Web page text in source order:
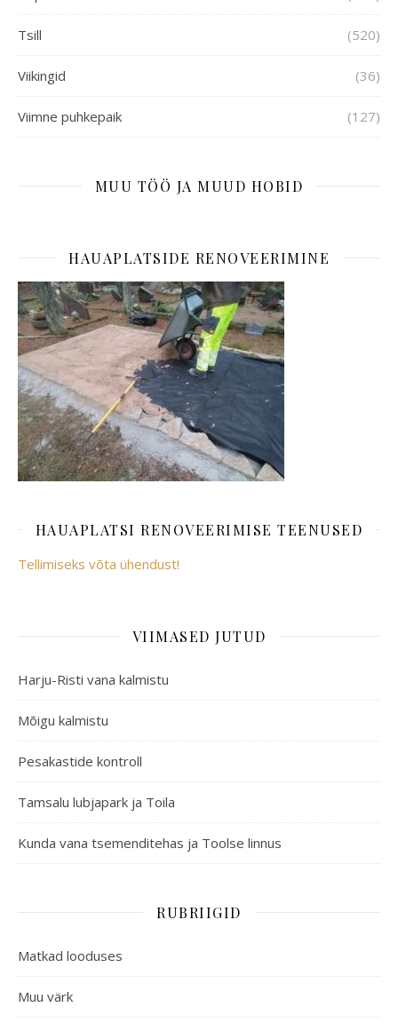
Tsill (520)
Viikingid (36)
Viimne puhkepaik (127)
MUU TÖÖ JA MUUD HOBID
HAUAPLATSIDE RENOVEERIMINE
HAUAPLATSI RENOVEERIMISE TEENUSED
Tellimiseks võta ühendust!
VIIMASED JUTUD
Harju-Risti vana kalmistu
Mõigu kalmistu
Pesakastide kontroll
Tamsalu lubjapark ja Toila
Kunda vana tsemenditehas ja Toolse linnus
RUBRIIGID
Matkad looduses
Muu värk